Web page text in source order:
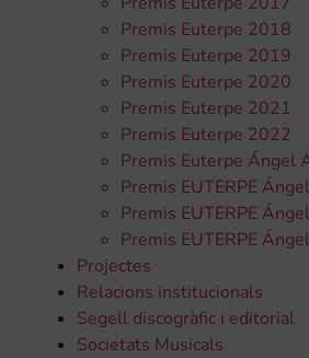
Premis Euterpe 2018
Premis Euterpe 2019
Premis Euterpe 2020
Premis Euterpe 2021
Premis Euterpe 2022
Premis Euterpe Ángel
Premis EUTERPE
Premis EUTERPE
Premis EUTERPE
Projectes
Relacions institucionals
Segell discogràfic i editorial
Societats Musicals